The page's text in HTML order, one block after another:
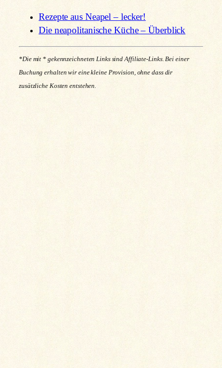
Rezepte aus Neapel – lecker!
Die neapolitanische Küche – Überblick
*Die mit * gekennzeichneten Links sind Affiliate-Links. Bei einer
Buchung erhalten wir eine kleine Provision, ohne dass dir
zusätzliche Kosten entstehen.